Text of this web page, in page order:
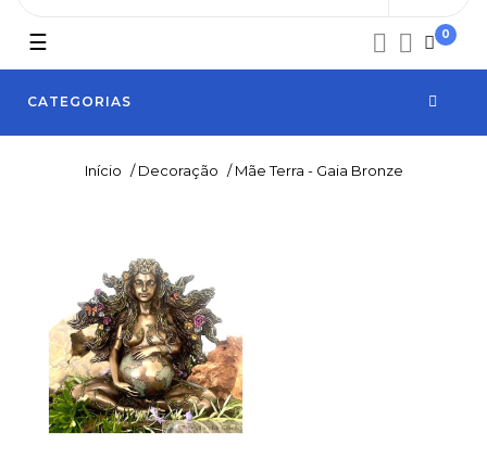
0
 
CATEGORIAS
Toggle
navigation
☰
Início / Decoração / Mãe Terra - Gaia Bronze